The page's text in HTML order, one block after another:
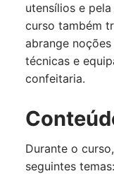
utensílios e
curso também
abrange
técnicas e
confeitaria.
Durante o
seguintes temas: